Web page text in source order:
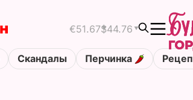
€51.67$44.76
Скандалы Перчинка